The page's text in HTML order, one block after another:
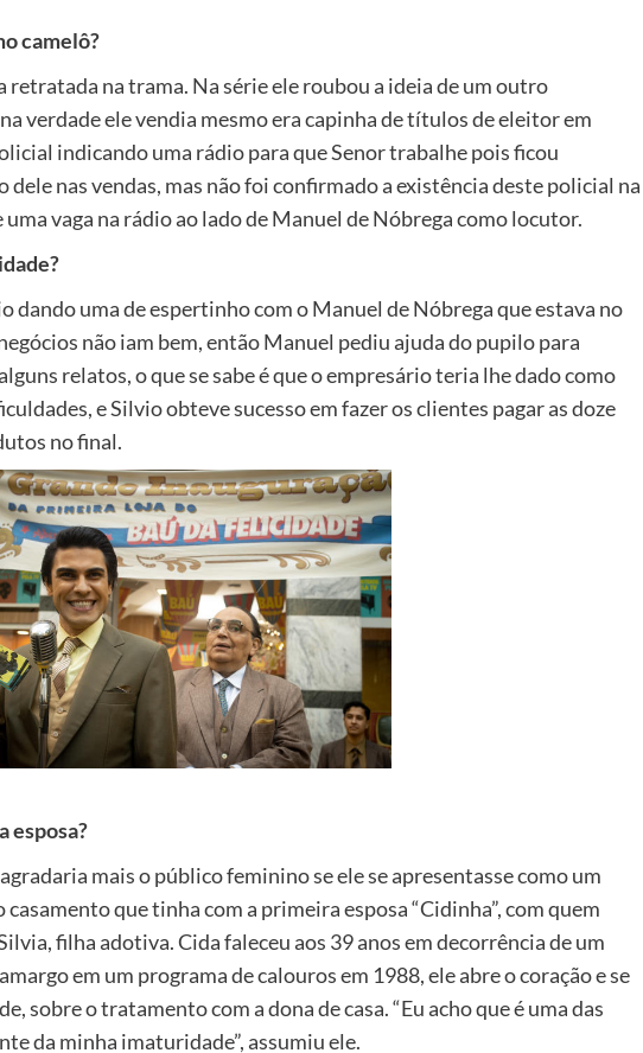
camelô?
retratada na trama. Na série ele roubou a ideia de um outro
verdade ele vendia mesmo era capinha de títulos de eleitor em
indicando uma rádio para que Senor trabalhe pois ficou
nas vendas, mas não foi confirmado a existência deste policial na
vaga na rádio ao lado de Manuel de Nóbrega como locutor.
dando uma de espertinho com o Manuel de Nóbrega que estava no
não iam bem, então Manuel pediu ajuda do pupilo para
relatos, o que se sabe é que o empresário teria lhe dado como
e Silvio obteve sucesso em fazer os clientes pagar as doze
no final.
esposa?
mais o público feminino se ele se apresentasse como um
que tinha com a primeira esposa “Cidinha”, com quem
filha adotiva. Cida faleceu aos 39 anos em decorrência de um
em um programa de calouros em 1988, ele abre o coração e se
sobre o tratamento com a dona de casa. “Eu acho que é uma das
da minha imaturidade”, assumiu ele.